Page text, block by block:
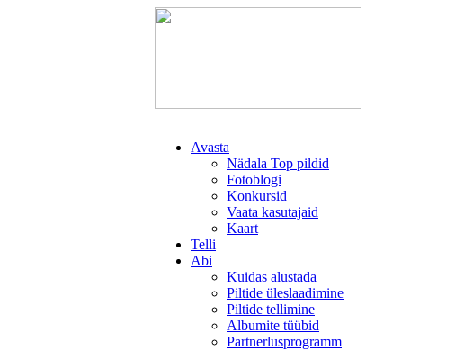
Avasta
Nädala Top pildid
Fotoblogi
Konkursid
Vaata kasutajaid
Kaart
Telli
Abi
Kuidas alustada
Piltide üleslaadimine
Piltide tellimine
Albumite tüübid
Partnerlusprogramm